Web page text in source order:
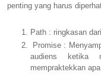
penting yang harus
Path : ringkasan
Promise :
audiens ketika
mempraktekkan